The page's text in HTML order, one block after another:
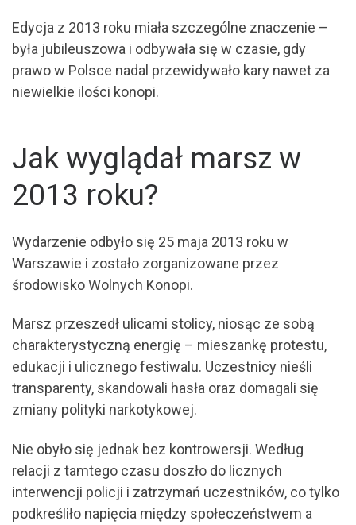
Edycja z 2013 roku miała szczególne znaczenie –
była jubileuszowa i odbywała się w czasie, gdy
prawo w Polsce nadal przewidywało kary nawet za
niewielkie ilości konopi.
Jak wyglądał marsz w
2013 roku?
Wydarzenie odbyło się 25 maja 2013 roku w
Warszawie i zostało zorganizowane przez
środowisko Wolnych Konopi.
Marsz przeszedł ulicami stolicy, niosąc ze sobą
charakterystyczną energię – mieszankę protestu,
edukacji i ulicznego festiwalu. Uczestnicy nieśli
transparenty, skandowali hasła oraz domagali się
zmiany polityki narkotykowej.
Nie obyło się jednak bez kontrowersji. Według
relacji z tamtego czasu doszło do licznych
interwencji policji i zatrzymań uczestników, co tylko
podkreśliło napięcia między społeczeństwem a